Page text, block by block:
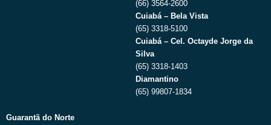
(66) 3564-2600
Cuiabá – Bela Vista
(65) 3318-5100
Cuiabá – Cel. Octayde Jorge da
Silva
(65) 3318-1403
Diamantino
(65) 99807-1834
Guarantã do Norte